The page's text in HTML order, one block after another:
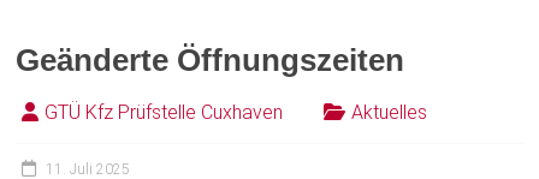
Geänderte Öffnungszeiten
GTÜ Kfz Prüfstelle Cuxhaven Aktuelles
11. Juli 2025